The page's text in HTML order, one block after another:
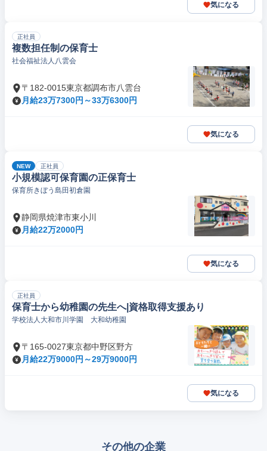
気になる
正社員
複数担任制の保育士
社会福祉法人八雲会
〒182-0015東京都調布市八雲台
月給23万7300円～33万6300円
気になる
NEW 正社員
小規模認可保育園の正保育士
保育所きぼう島田初倉園
静岡県焼津市東小川
月給22万2000円
気になる
正社員
保育士から幼稚園の先生へ|資格取得支援あり
学校法人大和市川学園 大和幼稚園
〒165-0027東京都中野区野方
月給22万9000円～29万9000円
気になる
その他の企業